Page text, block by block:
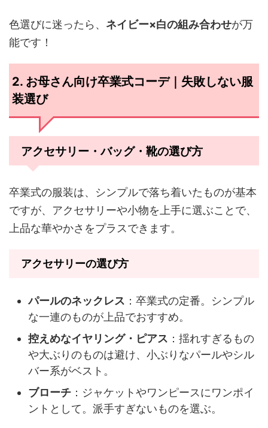
色選びに迷ったら、 ネイビー×白の組み合わせが万
能です！
2. お母さん向け卒業式コーデ｜失敗しない服
装選び
アクセサリー・バッグ・靴の選び方
卒業式の服装は、シンプルで落ち着いたものが基本
ですが、アクセサリーや小物を上手に選ぶことで、
上品な華やかさをプラスできます。
アクセサリーの選び方
パールのネックレス ：卒業式の定番。シンプル
な一連のものが上品でおすすめ。
控えめなイヤリング・ピアス ：揺れすぎるもの
や大ぶりのものは避け、小ぶりなパールやシル
バー系がベスト。
ブローチ ：ジャケットやワンピースにワンポイ
ントとして。派手すぎないものを選ぶ。